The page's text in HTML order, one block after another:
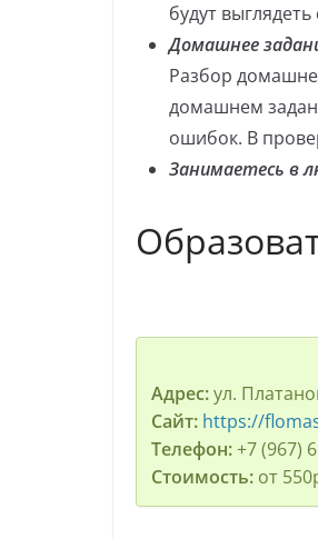
будут выглядеть
Домашнее
Разбор
домашнем
ошибок. В
Занимаетесь в
Адрес:ул.
Сайт: https://
Телефон:+7 (967)
Стоимость:от